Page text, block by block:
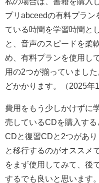
プリabceedの有料プラン
ている時間を学習時間と
と、音声のスピードを柔
め、有料プランを使用し
用の2つが揃っていまし
どかかります。（2025年1
費用をもう少しかけずに
売しているCDを購入す
CDと復習CDと2つがあ
と移行するのがオススメ
をまず使用してみて、後
するでも良いと思います。